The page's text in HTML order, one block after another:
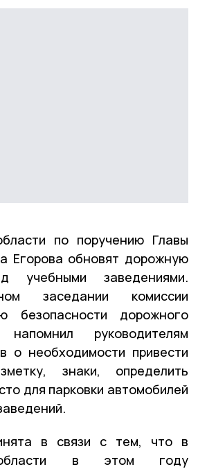
по поручению Главы
Егорова обновят дорожную
учебными заведениями.
заседании комиссии
безопасности дорожного
руководителям
о необходимости привести
знаки, определить
для парковки автомобилей
в связи с тем, что в
области в этом году